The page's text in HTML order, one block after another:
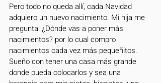
Pero todo no queda allí, cada Navidad
adquiero un nuevo nacimiento. Mi hija me
pregunta: ¿Dónde vas a poner más
nacimientos? por lo cual compro
nacimientos cada vez más pequeñitos.
Sueño con tener una casa más grande
donde pueda colocarlos y sea una